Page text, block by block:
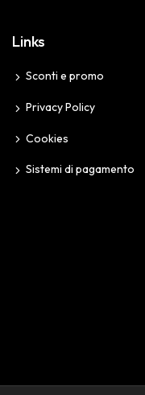
Links
Sconti e promo
Privacy Policy
Cookies
Sistemi di pagamento